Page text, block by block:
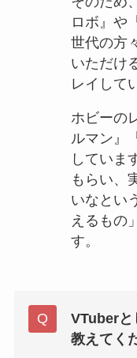
ロボ』や
世代の方
いただけ
レイして
ホビーの
ルマン』
していま
もらい、
いなとい
えるもの
す。
VTuberと
教えてく